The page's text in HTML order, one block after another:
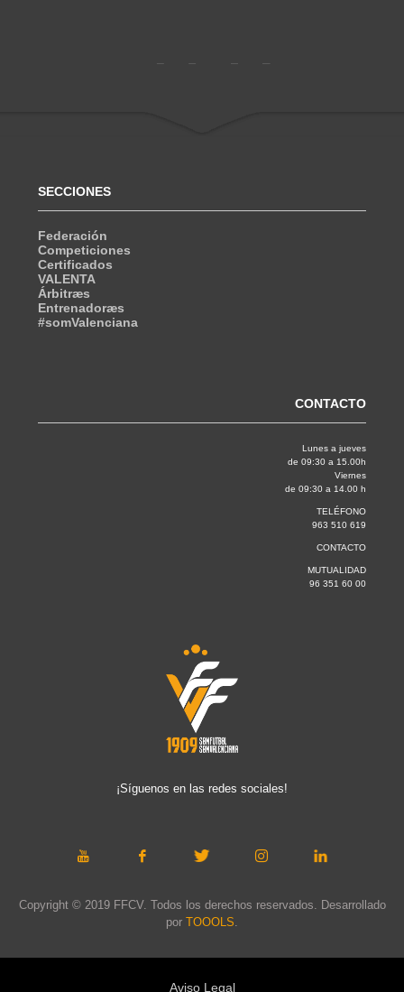
SECCIONES
Federación
Competiciones
Certificados
VALENTA
Árbitræs
Entrenadoræs
#somValenciana
CONTACTO
Lunes a jueves
de 09:30 a 15.00h
Viernes
de 09:30 a 14.00 h
TELÉFONO
963 510 619
CONTACTO
MUTUALIDAD
96 351 60 00
¡Síguenos en las redes sociales!
Copyright © 2019 FFCV. Todos los derechos reservados. Desarrollado
por TOOOLS.
Aviso Legal